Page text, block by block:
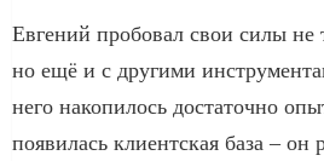
Евгений пробовал свои силы не
но ещё и с другими
него накопилось достаточно
появилась клиентская база –